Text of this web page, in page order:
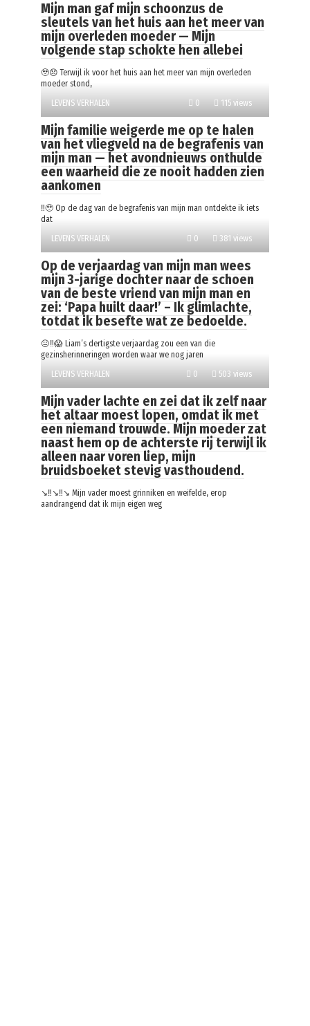
Mijn man gaf mijn schoonzus de
sleutels van het huis aan het meer van
mijn overleden moeder — Mijn
volgende stap schokte hen allebei
🥹😞 Terwijl ik voor het huis aan het meer van mijn overleden
moeder stond,
LEVENS VERHALEN
0 115 views
Mijn familie weigerde me op te halen
van het vliegveld na de begrafenis van
mijn man — het avondnieuws onthulde
een waarheid die ze nooit hadden zien
aankomen
‼️🥹 Op de dag van de begrafenis van mijn man ontdekte ik iets
dat
LEVENS VERHALEN
0 381 views
Op de verjaardag van mijn man wees
mijn 3-jarige dochter naar de schoen
van de beste vriend van mijn man en
zei: ‘Papa huilt daar!’ – Ik glimlachte,
totdat ik besefte wat ze bedoelde.
😐‼️😱 Liam’s dertigste verjaardag zou een van die
gezinsherinneringen worden waar we nog jaren
LEVENS VERHALEN
0 503 views
Mijn vader lachte en zei dat ik zelf naar
het altaar moest lopen, omdat ik met
een niemand trouwde. Mijn moeder zat
naast hem op de achterste rij terwijl ik
alleen naar voren liep, mijn
bruidsboeket stevig vasthoudend.
↘️‼️↘️‼️↘️ Mijn vader moest grinniken en weifelde, erop
aandrangend dat ik mijn eigen weg